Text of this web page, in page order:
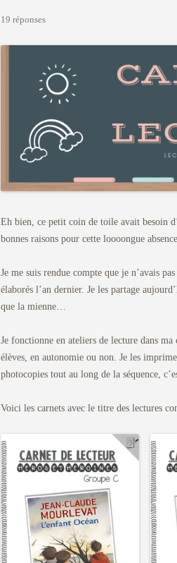
19 réponses
Eh bien, ce petit coin de toile avait besoin
bonnes raisons pour cette loooongue
Je me suis rendue compte que je n’avais
élaborés l’an dernier. Je les partage
que la mienne…
Je fonctionne en ateliers de lecture dans
élèves, en autonomie ou non. Je les
photocopies tout au long de la séquence,
Voici les carnets avec le titre des lectures